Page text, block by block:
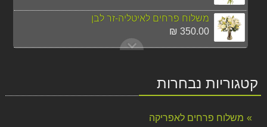
משלוח פרחים לאיטליה-זר לבן
350.00 ₪
קטגוריות נבחרות
משלוח פרחים לאפריקה